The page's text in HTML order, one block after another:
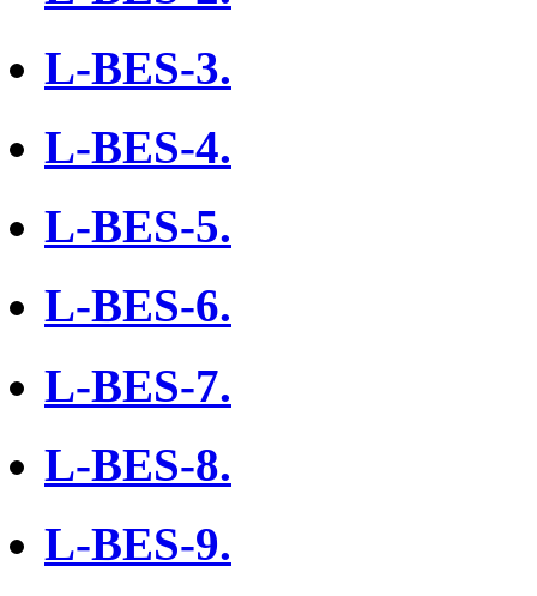
L-BES-3.
L-BES-4.
L-BES-5.
L-BES-6.
L-BES-7.
L-BES-8.
L-BES-9.